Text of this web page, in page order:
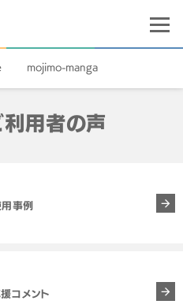
mojimo-manga
用者の声
事例
コメント